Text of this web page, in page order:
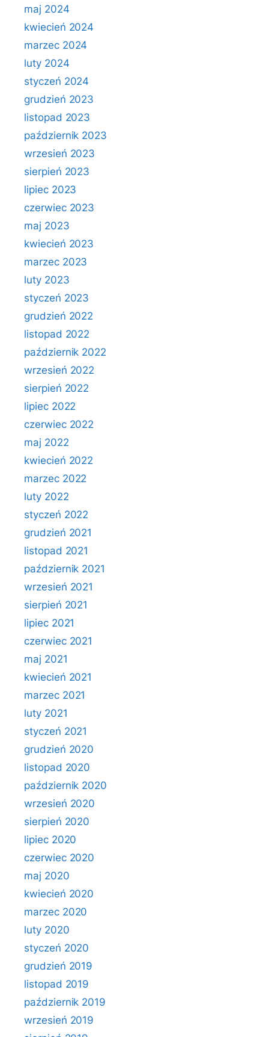
maj 2024
kwiecień 2024
marzec 2024
luty 2024
styczeń 2024
grudzień 2023
listopad 2023
październik 2023
wrzesień 2023
sierpień 2023
lipiec 2023
czerwiec 2023
maj 2023
kwiecień 2023
marzec 2023
luty 2023
styczeń 2023
grudzień 2022
listopad 2022
październik 2022
wrzesień 2022
sierpień 2022
lipiec 2022
czerwiec 2022
maj 2022
kwiecień 2022
marzec 2022
luty 2022
styczeń 2022
grudzień 2021
listopad 2021
październik 2021
wrzesień 2021
sierpień 2021
lipiec 2021
czerwiec 2021
maj 2021
kwiecień 2021
marzec 2021
luty 2021
styczeń 2021
grudzień 2020
listopad 2020
październik 2020
wrzesień 2020
sierpień 2020
lipiec 2020
czerwiec 2020
maj 2020
kwiecień 2020
marzec 2020
luty 2020
styczeń 2020
grudzień 2019
listopad 2019
październik 2019
wrzesień 2019